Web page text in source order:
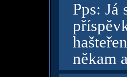
Pps: Já
někam